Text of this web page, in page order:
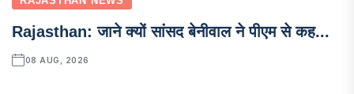
Rajasthan: जाने क्यों सांसद बेनीवाल ने पीएम से कह...
08 AUG, 2026